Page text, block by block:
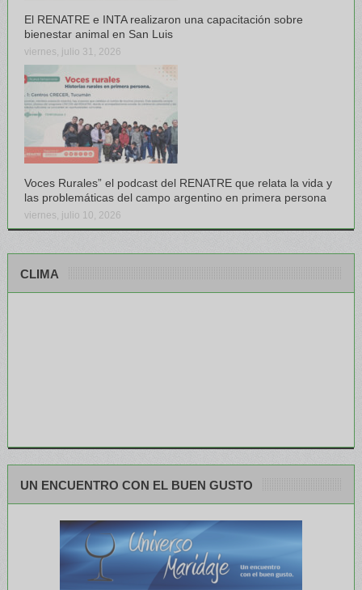
El RENATRE e INTA realizaron una capacitación sobre
bienestar animal en San Luis
viernes, julio 31, 2026
Voces Rurales” el podcast del RENATRE que relata la vida y
las problemáticas del campo argentino en primera persona
viernes, julio 10, 2026
CLIMA
UN ENCUENTRO CON EL BUEN GUSTO